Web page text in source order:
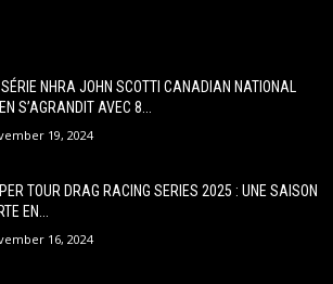
NHRA JOHN SCOTTI CANADIAN NATIONAL
S’AGRANDIT AVEC 8...
19, 2024
TOUR DRAG RACING SERIES 2025 : UNE SAISON
EN...
16, 2024